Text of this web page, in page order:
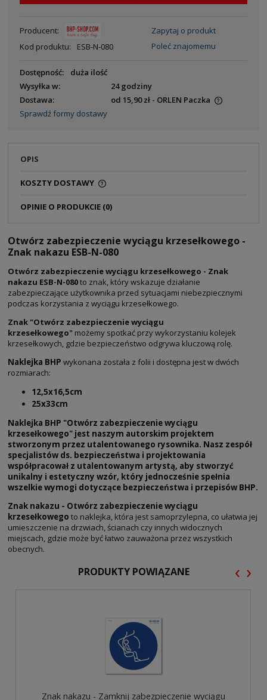
Producent:
Kod produktu:
ESB-N-080
Zapytaj o produkt
Poleć znajomemu
Dostępność:
duża ilość
Wysyłka w:
24 godziny
Dostawa:
od 15,90 zł - ORLEN Paczka
Sprawdź formy dostawy
OPIS
KOSZTY DOSTAWY
OPINIE O PRODUKCIE (0)
Otwórz zabezpieczenie wyciągu krzesełkowego -
Znak nakazu ESB-N-080
Otwórz zabezpieczenie wyciągu krzesełkowego - Znak
nakazu ESB-N-080to znak, który wskazuje działanie
zabezpieczające użytkownika przed sytuacjami niebezpiecznymi
podczas korzystania z wyciągu krzesełkowego.
Znak "Otwórz zabezpieczenie wyciągu
krzesełkowego" możemy spotkać przy wykorzystaniu kolejek
krzesełkowych, gdzie bezpieczeństwo odgrywa kluczową rolę.
Naklejka BHP wykonana została z folii i dostępna jest w dwóch
rozmiarach:
12,5x16,5cm
25x33cm
Naklejka BHP "Otwórz zabezpieczenie wyciągu
krzesełkowego" jest naszym autorskim projektem
stworzonym przez utalentowanego rysownika. Nasz zespół
specjalistów ds. bezpieczeństwa i projektowania
współpracował z utalentowanym artystą, aby stworzyć
unikalny i estetyczny wzór, który jednocześnie spełnia
wszelkie wymogi dotyczące bezpieczeństwa i przepisów BHP.
Znak nakazu - Otwórz zabezpieczenie wyciągu
krzesełkowego to naklejka, która jest samoprzylepna, co ułatwia jej
umieszczenie na drzwiach, ścianach czy innych widocznych
miejscach, gdzie może być łatwo zauważona przez wszystkich
obecnych.
PRODUKTY POWIĄZANE
Znak nakazu - Zamknij zabezpieczenie wyciągu
‹ ›